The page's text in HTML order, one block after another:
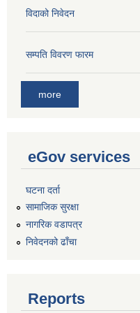
विदाको निवेदन
सम्पति विवरण फारम
more
eGov services
घटना दर्ता
सामाजिक सुरक्षा
नागरिक वडापत्र
निवेदनको ढाँचा
Reports